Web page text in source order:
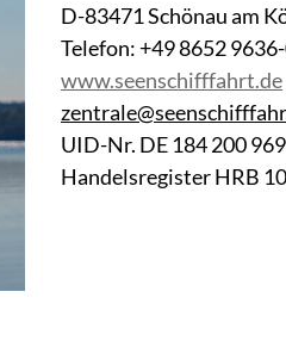
D-83471 Schönau am
Telefon: +49 8652
www.seenschifffahrt.de
UID-Nr. DE 184 200 969
Handelsregister HRB